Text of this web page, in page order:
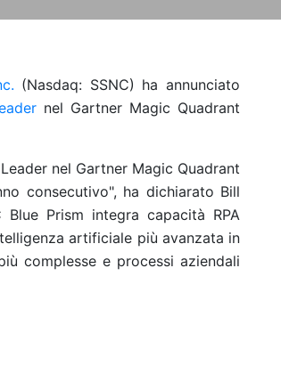
(Nasdaq: SSNC) ha annunciato
nel Gartner Magic Quadrant
nel Gartner Magic Quadrant
consecutivo", ha dichiarato Bill
Blue Prism integra capacità RPA
artificiale più avanzata in
complesse e processi aziendali